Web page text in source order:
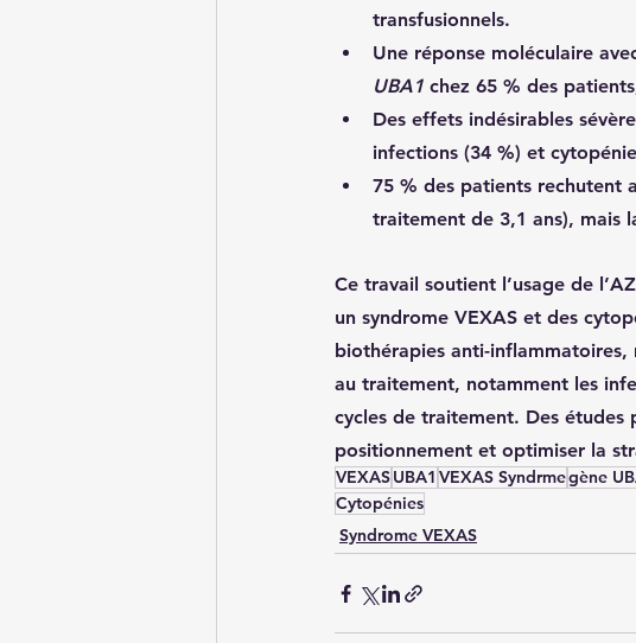
transfusionnels.
Une réponse moléculaire
UBA1 chez 65 % des
Des effets indésirables
infections (34 %) et
75 % des patients rechutent
traitement de 3,1 ans), mais
Ce travail soutient l’usage de
un syndrome VEXAS et des
biothérapies anti-inflammatoires,
au traitement, notamment les
cycles de traitement. Des études
positionnement et optimiser la
VEXASUBA1 VEXAS Syndrmegène
Cytopénies
Syndrome VEXAS